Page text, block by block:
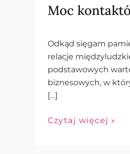
Moc
Odkąd sięgam
relacje
podstawowych
biznesowych, w
[…]
Moc
Czytaj więcej »